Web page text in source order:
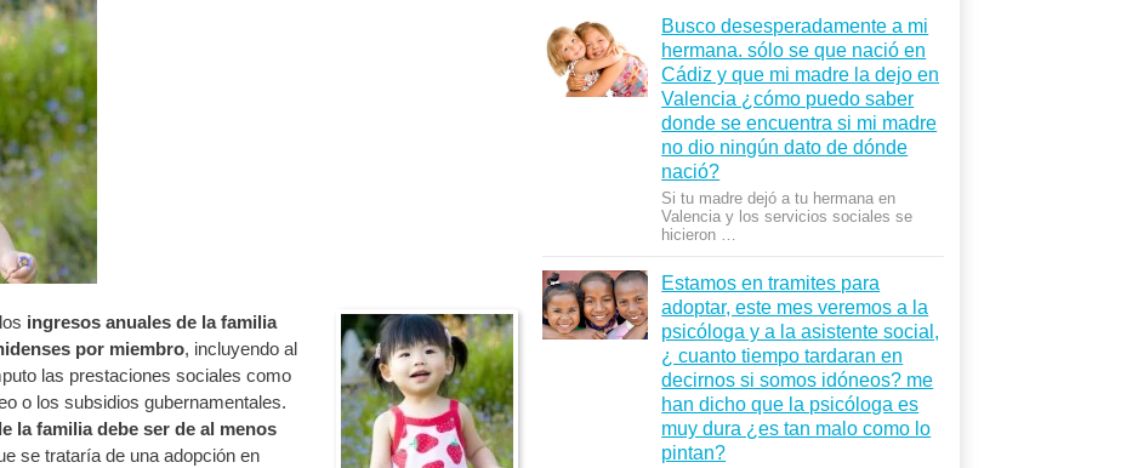
ingresos anuales de la familia
por miembro, incluyendo al
las prestaciones sociales como
o los subsidios gubernamentales.
la familia debe ser de al menos
se trataría de una adopción en
Busco desesperadamente a mi
hermana. sólo se que nació en
Cádiz y que mi madre la dejo en
Valencia ¿cómo puedo saber
donde se encuentra si mi madre
no dio ningún dato de dónde
nació?
Si tu madre dejó a tu hermana en
Valencia y los servicios sociales se
hicieron …
Estamos en tramites para
adoptar, este mes veremos a la
psicóloga y a la asistente social,
¿ cuanto tiempo tardaran en
decirnos si somos idóneos? me
han dicho que la psicóloga es
muy dura ¿es tan malo como lo
pintan?